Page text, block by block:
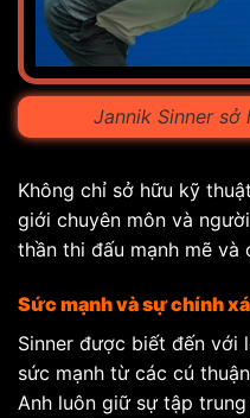
Jannik Sinner
Không chỉ sở hữu kỹ
giới chuyên môn và
thần thi đấu mạnh mẽ và
Sức mạnh và sự chính
Sinner được biết đến với
sức mạnh từ các cú
Anh luôn giữ sự tập